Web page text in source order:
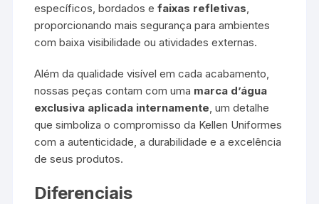
específicos, bordados efaixas refletivas
proporcionando mais segurança para ambientes
com baixa visibilidade ou atividades externas.
Além da qualidade visível em cada acabamento,
nossas peças contam com uma marca d’água
exclusiva aplicada internamente , um detalhe
que simboliza o compromisso da Kellen Uniformes
com a autenticidade, a durabilidade e a excelência
de seus produtos.
Diferenciais